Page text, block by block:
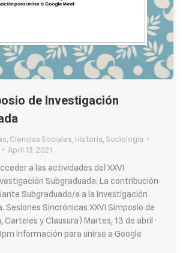
de Investigación
Ciencias Sociales Historia Sociología
April 13, 2021
a las actividades del XXVI
Subgraduada: La contribución
Subgraduado/a a la Investigación
Sesiones Sincrónicas XXVI Simposio de
Carteles y Clausura) Martes, 13 de abril ·
Información para unirse a Google